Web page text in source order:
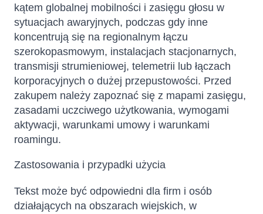
kątem globalnej mobilności i zasięgu głosu w
sytuacjach awaryjnych, podczas gdy inne
koncentrują się na regionalnym łączu
szerokopasmowym, instalacjach stacjonarnych,
transmisji strumieniowej, telemetrii lub łączach
korporacyjnych o dużej przepustowości. Przed
zakupem należy zapoznać się z mapami zasięgu,
zasadami uczciwego użytkowania, wymogami
aktywacji, warunkami umowy i warunkami
roamingu.
Zastosowania i przypadki użycia
Tekst może być odpowiedni dla firm i osób
działających na obszarach wiejskich, w